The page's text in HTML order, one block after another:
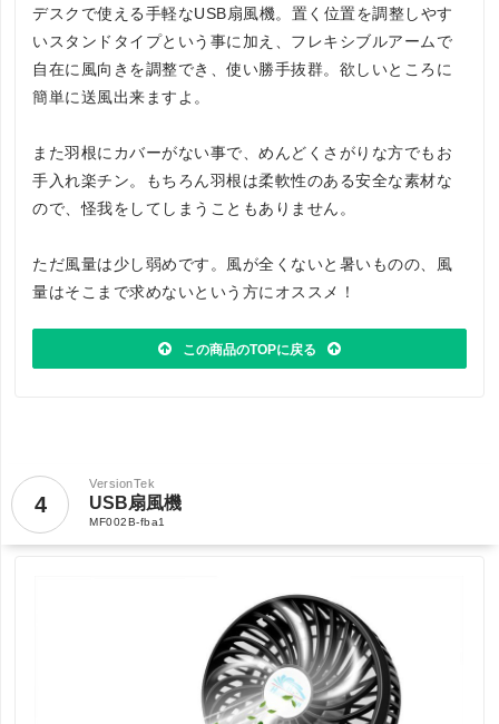
デスクで使える手軽なUSB扇風機。置く位置を調整しやす
いスタンドタイプという事に加え、フレキシブルアームで
自在に風向きを調整でき、使い勝手抜群。欲しいところに
簡単に送風出来ますよ。
また羽根にカバーがない事で、めんどくさがりな方でもお
手入れ楽チン。もちろん羽根は柔軟性のある安全な素材な
ので、怪我をしてしまうこともありません。
ただ風量は少し弱めです。風が全くないと暑いものの、風
量はそこまで求めないという方にオススメ！
この商品のTOPに戻る
4
VersionTek
USB扇風機
MF002B-fba1